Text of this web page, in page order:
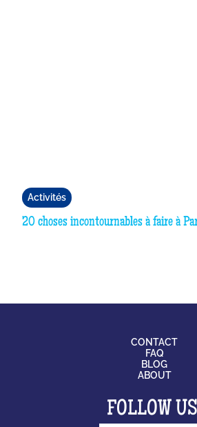
Activités
20 choses incontournables à faire à
CONTACT
FAQ
BLOG
ABOUT
FOLLOW